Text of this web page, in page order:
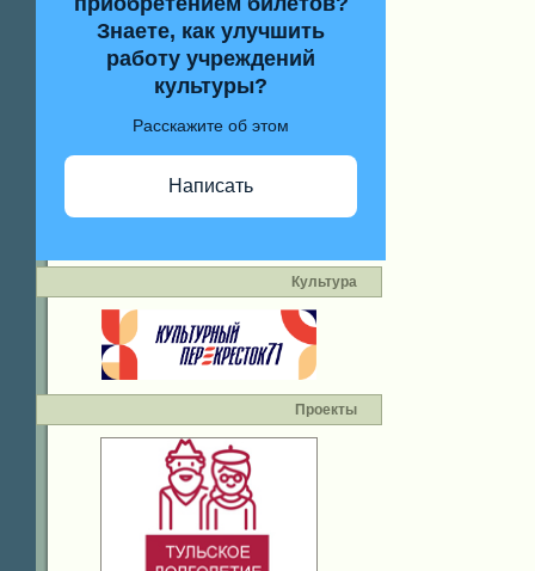
Знаете, как улучшить
работу учреждений
культуры?
Расскажите об этом
Написать
Культура
Проекты